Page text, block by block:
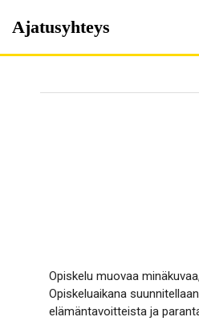
toAjatusyhteys
Opiskelu muovaa
Opiskeluaikana
elämäntavoitteista ja